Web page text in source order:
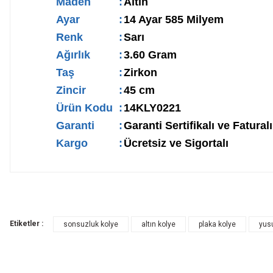
Ayar
: 14 Ayar 585 Milyem
Renk
:Sarı
Ağırlık
:3.60 Gram
Taş
:Zirkon
Zincir
:45 cm
Ürün Kodu : 14KLY0221
Garanti
:Garanti Sertifikalı ve Faturalı
Kargo
: Ücretsiz ve Sigortalı
Etiketler : sonsuzluk kolye altın kolye plaka kolye